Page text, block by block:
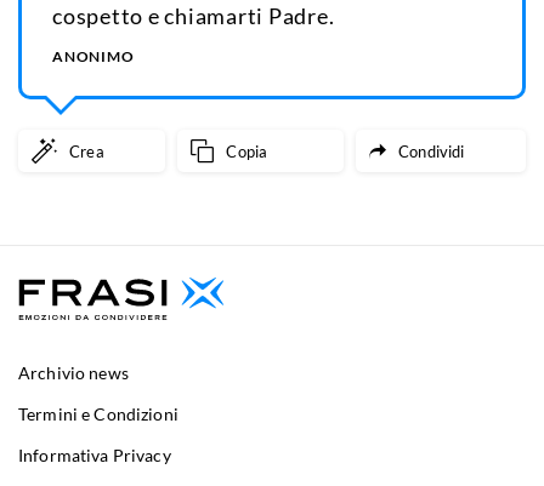
cospetto e chiamarti Padre.
ANONIMO
Crea Copia Condividi
Archivio news
Termini e Condizioni
Informativa Privacy